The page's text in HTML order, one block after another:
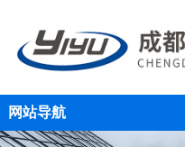
网站导航